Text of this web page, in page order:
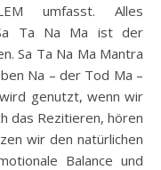
umfasst. Alles
Ta Na Ma ist der
Sa Ta Na Ma Mantra
Na – der Tod Ma –
genutzt, wenn wir
das Rezitieren, hören
wir den natürlichen
Balance und